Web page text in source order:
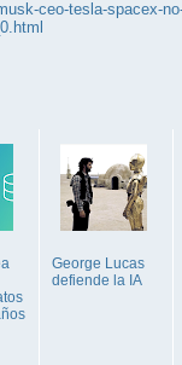
ceo-tesla-spacex-
George Lucas
defiende la IA